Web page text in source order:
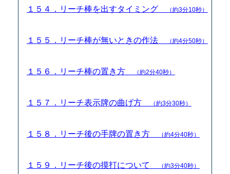
１５４．リーチ棒を出すタイミング （約3分10秒）
１５５．リーチ棒が無いときの作法 （約4分50秒）
１５６．リーチ棒の置き方 （約2分40秒）
１５７．リーチ表示牌の曲げ方 （約3分30秒）
１５８．リーチ後の手牌の置き方 （約4分40秒）
１５９．リーチ後の摸打について （約3分40秒）